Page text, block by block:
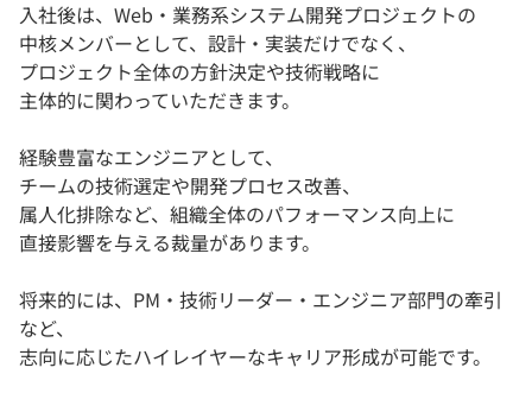
入社後は、Web・業務系システム開発プロジェクトの
中核メンバーとして、設計・実装だけでなく、
プロジェクト全体の方針決定や技術戦略に
主体的に関わっていただきます。
経験豊富なエンジニアとして、
チームの技術選定や開発プロセス改善、
属人化排除など、組織全体のパフォーマンス向上に
直接影響を与える裁量があります。
将来的には、PM・技術リーダー・エンジニア部門の牽引
など、
志向に応じたハイレイヤーなキャリア形成が可能です。